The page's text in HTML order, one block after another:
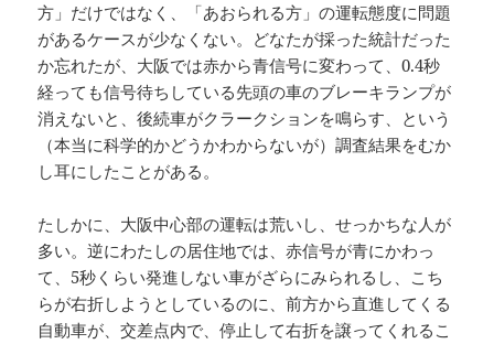
方」だけではなく、「あおられる方」の運転態度に問題
があるケースが少なくない。どなたが採った統計だった
か忘れたが、大阪では赤から青信号に変わって、0.4秒
経っても信号待ちしている先頭の車のブレーキランプが
消えないと、後続車がクラークションを鳴らす、という
（本当に科学的かどうかわからないが）調査結果をむか
し耳にしたことがある。
たしかに、大阪中心部の運転は荒いし、せっかちな人が
多い。逆にわたしの居住地では、赤信号が青にかわっ
て、5秒くらい発進しない車がざらにみられるし、こち
らが右折しようとしているのに、前方から直進してくる
自動車が、交差点内で、停止して右折を譲ってくれるこ